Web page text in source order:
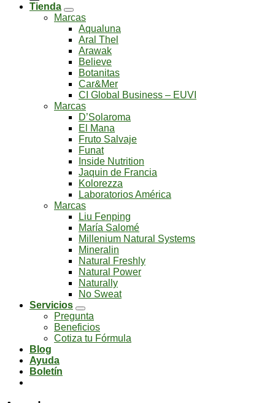
Tienda
Marcas
Aqualuna
Aral Thel
Arawak
Believe
Botanitas
Car&Mer
CI Global Business – EUVI
Marcas
D’Solaroma
El Mana
Fruto Salvaje
Funat
Inside Nutrition
Jaquin de Francia
Kolorezza
Laboratorios América
Marcas
Liu Fenping
María Salomé
Millenium Natural Systems
Mineralin
Natural Freshly
Natural Power
Naturally
No Sweat
Servicios
Pregunta
Beneficios
Cotiza tu Fórmula
Blog
Ayuda
Boletín